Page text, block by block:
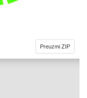
Preuzmi ZIP